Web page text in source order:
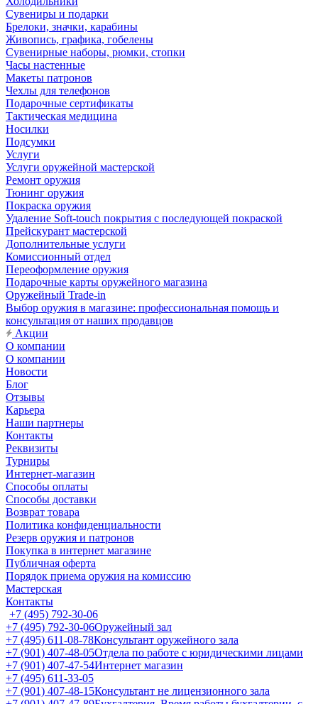
Сувениры и подарки
Брелоки, значки, карабины
Живопись, графика, гобелены
Сувенирные наборы, рюмки, стопки
Часы настенные
Макеты патронов
Чехлы для телефонов
Подарочные сертификаты
Тактическая медицина
Носилки
Подсумки
Услуги
Услуги оружейной мастерской
Ремонт оружия
Тюнинг оружия
Покраска оружия
Удаление Soft-touch покрытия с последующей покраской
Прейскурант мастерской
Дополнительные услуги
Комиссионный отдел
Переоформление оружия
Подарочные карты оружейного магазина
Оружейный Trade-in
Выбор оружия в магазине: профессиональная помощь и
консультация от наших продавцов
Акции
О компании
О компании
Новости
Блог
Отзывы
Карьера
Наши партнеры
Контакты
Реквизиты
Турниры
Интернет-магазин
Способы оплаты
Способы доставки
Возврат товара
Политика конфиденциальности
Резерв оружия и патронов
Покупка в интернет магазине
Публичная оферта
Порядок приема оружия на комиссию
Мастерская
Контакты
+7 (495) 792-30-06
+7 (495) 792-30-06Оружейный зал
+7 (495) 611-08-78Консультант оружейного зала
+7 (901) 407-48-05Отдела по работе с юридическими лицами
+7 (901) 407-47-54Интернет магазин
+7 (495) 611-33-05
+7 (901) 407-48-15Консультант не лицензионного зала